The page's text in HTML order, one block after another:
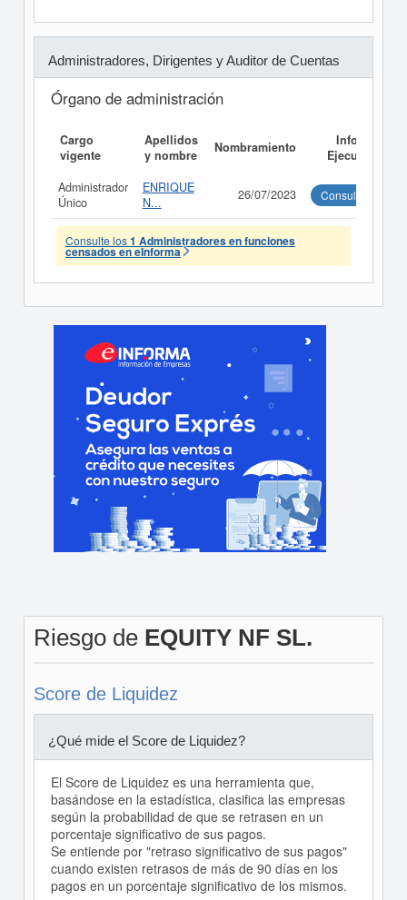
Administradores, Dirigentes y Auditor de Cuentas
Órgano de administración
Cargo
vigente
Apellidos
y nombre
Nombramiento
Informe
Ejecutivo
Administrador
Único
ENRIQUE
N...
26/07/2023 Consultar
Consulte los1 Administradores en funciones
censados en eInforma
Riesgo de EQUITY NF SL.
Score de Liquidez
¿Qué mide el Score de Liquidez?
El Score de Liquidez es una herramienta que,
basándose en la estadística, clasifica las empresas
según la probabilidad de que se retrasen en un
porcentaje significativo de sus pagos.
Se entiende por "retraso significativo de sus pagos"
cuando existen retrasos de más de 90 días en los
pagos en un porcentaje significativo de los mismos.